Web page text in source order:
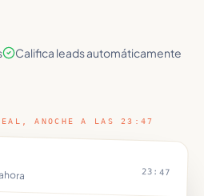
Califica leads automáticamente
ANOCHE A LAS 23:47
23:47